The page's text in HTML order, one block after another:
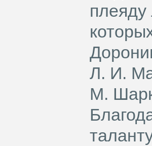
плеяду
Л. И.
М.